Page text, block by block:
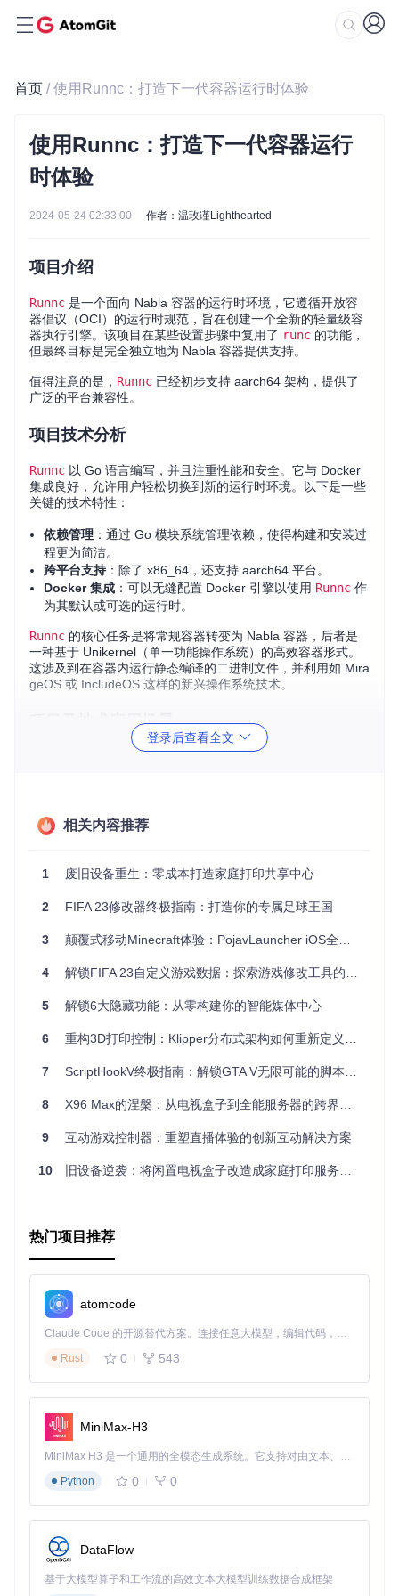
首页 / 使用Runnc：打造下一代容器运行时体验
使用Runnc：打造下一代容器运行
时体验
2024-05-24 02:33:00 作者：温玫谨Lighthearted
项目介绍
Runnc 是一个面向 Nabla 容器的运行时环境，它遵循开放容
器倡议（OCI）的运行时规范，旨在创建一个全新的轻量级容
器执行引擎。该项目在某些设置步骤中复用了 runc 的功能，
但最终目标是完全独立地为 Nabla 容器提供支持。
值得注意的是， Runnc 已经初步支持 aarch64 架构，提供了
广泛的平台兼容性。
项目技术分析
Runnc 以 Go 语言编写，并且注重性能和安全。它与 Docker
集成良好，允许用户轻松切换到新的运行时环境。以下是一些
关键的技术特性：
依赖管理 ：通过 Go 模块系统管理依赖，使得构建和安装过
程更为简洁。
跨平台支持 ：除了 x86_64，还支持 aarch64 平台。
Docker 集成 ：可以无缝配置 Docker 引擎以使用 Runnc 作
为其默认或可选的运行时。
Runnc 的核心任务是将常规容器转变为 Nabla 容器，后者是
一种基于 Unikernel（单一功能操作系统）的高效容器形式。
这涉及到在容器内运行静态编译的二进制文件，并利用如 Mira
geOS 或 IncludeOS 这样的新兴操作系统技术。
项目及技术应用场景
物联网(IoT)：在资源有限的设备上运行轻量级容器，提供
适用于处理敏感数据和服务。
行应用程序的开发和测试。
项目特点
n.json文件即可启用新运行时。
Unikernel 实现。
性，比如正在进行的 GPU 支持和多网络接口功能。
：借助于 Unikernel 的本质， Runnc
提供了更强的
隔离和安全性。
低资源占用：Nabla 容器仅运行必要的二进制文件，减少
综上所述， Runnc 作为一个创新的容器运行时解决方案，结合
和应用。要开始您的旅程，请按照项目文档中的说明进行安装
和配置。我们期待您的参与和反馈，共同推动开源技术的进
步！
登录后查看全文
相关内容推荐
1 废旧设备重生：零成本打造家庭打印共享中心
2 FIFA 23修改器终极指南：打造你的专属足球王国
3 颠覆式移动Minecraft体验：PojavLauncher iOS全攻略从入门到精通
4 解锁FIFA 23自定义游戏数据：探索游戏修改工具的N种可能
5 解锁6大隐藏功能：从零构建你的智能媒体中心
6 重构3D打印控制：Klipper分布式架构如何重新定义制造精度
7 ScriptHookV终极指南：解锁GTA V无限可能的脚本开发利器
8 X96 Max的涅槃：从电视盒子到全能服务器的跨界改造
9 互动游戏控制器：重塑直播体验的创新互动解决方案
10 旧设备逆袭：将闲置电视盒子改造成家庭打印服务器的探索者指南
热门项目推荐
atomcode
Claude Code 的开源替代方案。连接任意大模型，编辑代码，运行命令，自动验证 — 全自动执行。用 Rust 构建，极致性能。 ｜ An open-source alternative to Claude Code. Connect any LLM, edit code, run commands, and verify changes — autonomously. Built in Rust for speed. Get Started
Rust
0 543
MiniMax-H3
MiniMax H3 是一个通用的全模态生成系统。它支持对由文本、图像、视频和音频组成的多模态上下文进行统一理解，并能生成分辨率高达 2K、时长可达 15 秒的带原生立体声音频的视频。得益于面向任务泛化的系统设计，H3 在预训练阶段就已具备广泛的多模态上下文理解与生成能力，能够出色地执行复杂的多模态指令。
Python
0 0
DataFlow
基于大模型算子和工作流的高效文本大模型训练数据合成框架